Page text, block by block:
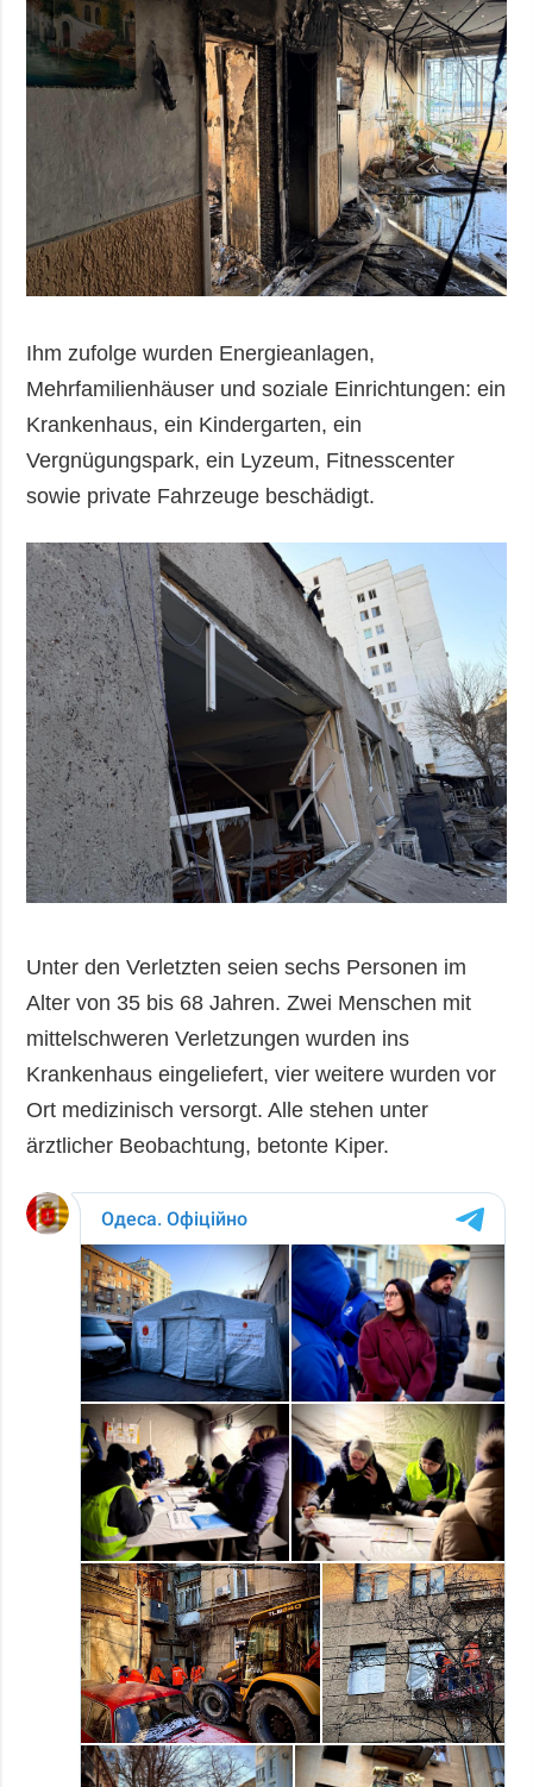
Ihm zufolge wurden Energieanlagen,
Mehrfamilienhäuser und soziale Einrichtungen: ein
Krankenhaus, ein Kindergarten, ein
Vergnügungspark, ein Lyzeum, Fitnesscenter
sowie private Fahrzeuge beschädigt.
Unter den Verletzten seien sechs Personen im
Alter von 35 bis 68 Jahren. Zwei Menschen mit
mittelschweren Verletzungen wurden ins
Krankenhaus eingeliefert, vier weitere wurden vor
Ort medizinisch versorgt. Alle stehen unter
ärztlicher Beobachtung, betonte Kiper.